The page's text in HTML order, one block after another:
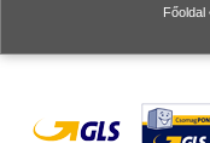
Főoldal